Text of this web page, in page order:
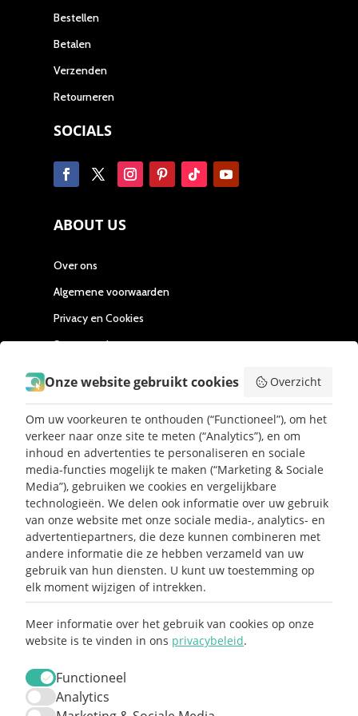
Bestellen
Betalen
Verzenden
Retourneren
SOCIALS
ABOUT US
Over ons
Algemene voorwaarden
Privacy en Cookies
Samenwerken
Handleiding Affiliate
SEND ME LOVE LETTERS
Claim mijn 15%
korting ⚡️
Meld je aan en ontvang 15% korting op je
Onze website gebruikt cookies Overzicht
Om uw voorkeuren te onthouden (“Functioneel”), om het
verkeer naar onze site te meten (“Analytics”), en om
inhoud en advertenties te personaliseren en sociale
media-functies mogelijk te maken (“Marketing & Sociale
Media”), gebruiken we cookies en vergelijkbare
technologieën. We delen ook informatie over uw gebruik
van onze website met onze sociale media-, analytics- en
advertentiepartners, die deze kunnen combineren met
andere informatie die ze hebben verzameld van uw
gebruik van hun diensten. U kunt uw toestemming op
elk moment wijzigen of intrekken.
Meer informatie over het gebruik van cookies op onze
website is te vinden in ons privacybeleid.
Functioneel
Analytics